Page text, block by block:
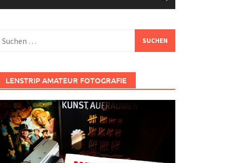
nach:
LENSTRIP AMATEUR FOTOGRAFIE